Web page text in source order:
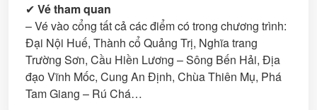
✔ Vé tham quan
– Vé vào cổng tất cả các điểm có trong chương trình:
Đại Nội Huế, Thành cổ Quảng Trị, Nghĩa trang
Trường Sơn, Cầu Hiền Lương – Sông Bến Hải, Địa
đạo Vĩnh Mốc, Cung An Định, Chùa Thiên Mụ, Phá
Tam Giang – Rú Chá…